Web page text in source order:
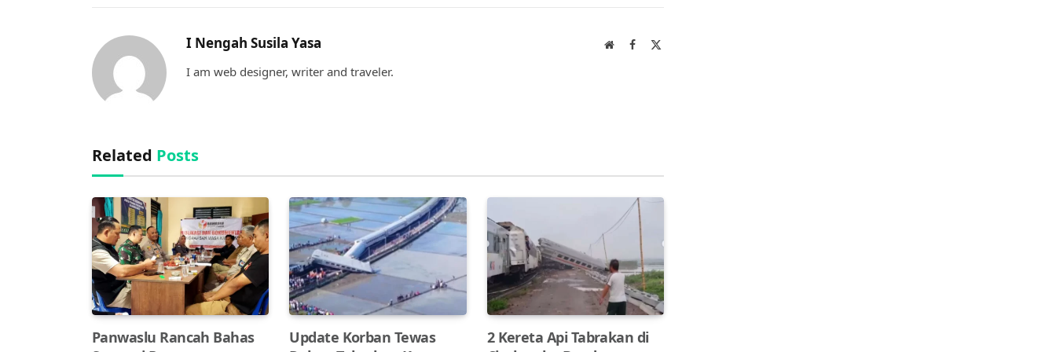
I Nengah Susila Yasa WebsiteFacebook
I am web designer, writer and traveler.
Related Posts
Panwaslu Rancah Bahas
Update Korban Tewas
2 Kereta Api Tabrakan di